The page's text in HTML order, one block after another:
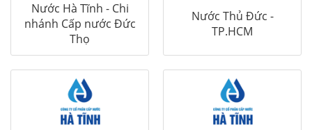
Nước Hà Tĩnh - Chi
nhánh Cấp nước Đức
Thọ
Nước Thủ Đức -
TP.HCM